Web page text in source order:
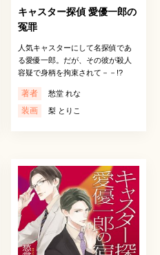
キャスター探偵 愛優一郎の
冤罪
人気キャスターにして名探偵であ
る愛優一郎。だが、その彼が殺人
容疑で身柄を拘束されて－－!?
著者 愁堂 れな
装画 梨 とりこ